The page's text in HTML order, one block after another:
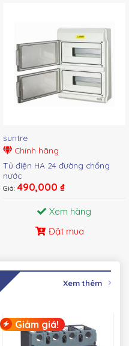
suntre
Chính hãng
Tủ điện HA 24 đường chống
nước
Giá: 490,000 ₫
Xem hàng
Đặt mua
Xem thêm
Giảm giá!